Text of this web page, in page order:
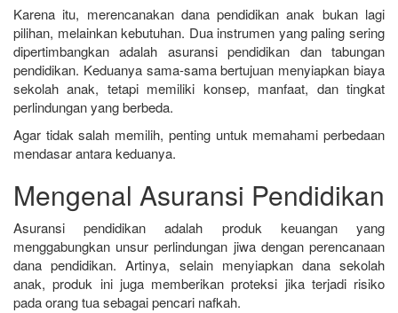
Karena itu, merencanakan dana pendidikan anak bukan lagi
pilihan, melainkan kebutuhan. Dua instrumen yang paling sering
dipertimbangkan adalah asuransi pendidikan dan tabungan
pendidikan. Keduanya sama-sama bertujuan menyiapkan biaya
sekolah anak, tetapi memiliki konsep, manfaat, dan tingkat
perlindungan yang berbeda.
Agar tidak salah memilih, penting untuk memahami perbedaan
mendasar antara keduanya.
Mengenal Asuransi Pendidikan
Asuransi pendidikan adalah produk keuangan yang
menggabungkan unsur perlindungan jiwa dengan perencanaan
dana pendidikan. Artinya, selain menyiapkan dana sekolah
anak, produk ini juga memberikan proteksi jika terjadi risiko
pada orang tua sebagai pencari nafkah.